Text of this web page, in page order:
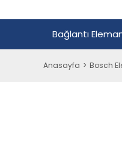
Bağlantı
Anasayfa Bosch